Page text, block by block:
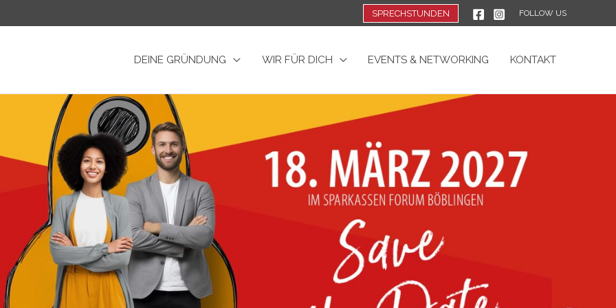
SPRECHSTUNDEN FOLLOW US
DEINE GRÜNDUNG WIR FÜR DICH EVENTS & NETWORKING KONTAKT